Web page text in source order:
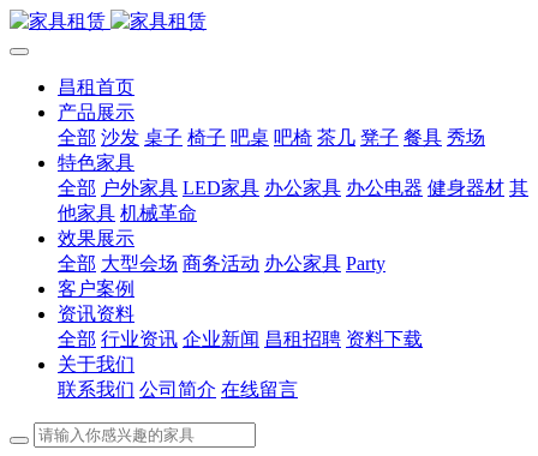
昌租首页
产品展示
全部 沙发 桌子 椅子 吧桌 吧椅 茶几 凳子 餐具 秀场
特色家具
全部 户外家具 LED家具 办公家具 办公电器 健身器材 其
他家具 机械革命
效果展示
全部 大型会场 商务活动 办公家具 Party
客户案例
资讯资料
全部 行业资讯 企业新闻 昌租招聘 资料下载
关于我们
联系我们 公司简介 在线留言